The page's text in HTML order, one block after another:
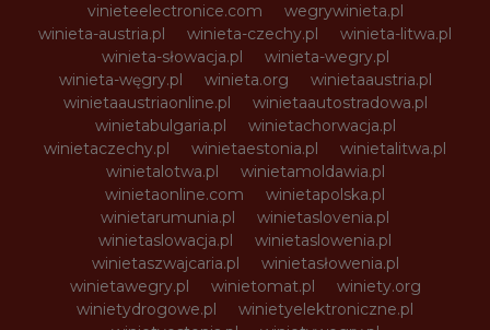
vinieteelectronice.com
wegrywinieta.pl
winieta-austria.pl
winieta-czechy.pl
winieta-litwa.pl
winieta-słowacja.pl
winieta-wegry.pl
winieta-węgry.pl
winieta.org
winietaaustria.pl
winietaaustriaonline.pl
winietaautostradowa.pl
winietabulgaria.pl
winietachorwacja.pl
winietaczechy.pl
winietaestonia.pl
winietalitwa.pl
winietalotwa.pl
winietamoldawia.pl
winietaonline.com
winietapolska.pl
winietarumunia.pl
winietaslovenia.pl
winietaslowacja.pl
winietaslowenia.pl
winietaszwajcaria.pl
winietasłowenia.pl
winietawegry.pl
winietomat.pl
winiety.org
winietydrogowe.pl
winietyelektroniczne.pl